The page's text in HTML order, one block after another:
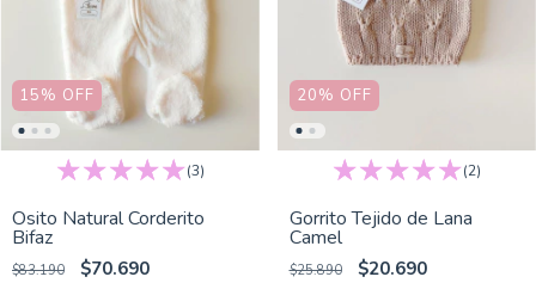
15% OFF
(3)
Osito Natural Corderito
Bifaz
$83.190
$70.690
20% OFF
(2)
Gorrito Tejido de Lana
Camel
$25.890
$20.690